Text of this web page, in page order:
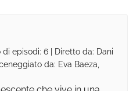
episodi: 6 | Diretto da: Dani
da: Eva Baeza,